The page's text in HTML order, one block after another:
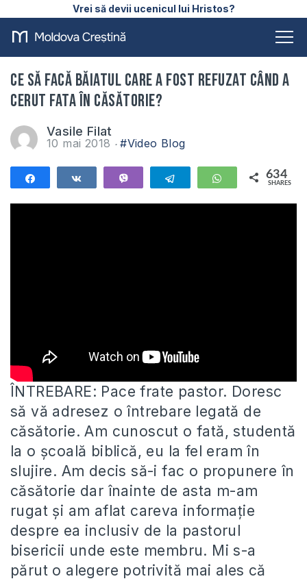
Vrei să devii ucenicul lui Hristos?
Ce să facă băiatul care a fost refuzat când a
cerut fata în căsătorie?
Vasile Filat
10 mai 2018 #Video Blog
Telegram WhatsApp
634
SHARES
ÎNTREBARE: Pace frate pastor. Doresc
să vă adresez o întrebare legată de
căsătorie. Am cunoscut o fată, studentă
la o școală biblică, eu la fel eram în
slujire. Am decis să-i fac o propunere în
căsătorie dar înainte de asta m-am
rugat și am aflat careva informație
despre ea inclusiv de la pastorul
bisericii unde este membru. Mi s-a
părut o alegere potrivită mai ales că